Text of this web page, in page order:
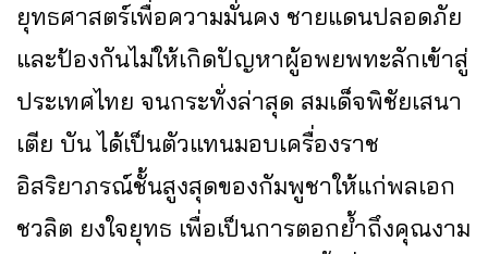
ยุทธศาสตร์เพื่อความมั่นคง ชายแดนปลอดภัย
และป้องกันไม่ให้เกิดปัญหาผู้อพยพทะลักเข้าสู่
ประเทศไทย จนกระทั่งล่าสุด สมเด็จพิชัยเสนา
เตีย บัน ได้เป็นตัวแทนมอบเครื่องราช
อิสริยาภรณ์ชั้นสูงสุดของกัมพูชาให้แก่พลเอก
ชวลิต ยงใจยุทธ เพื่อเป็นการตอกย้ำถึงคุณงาม